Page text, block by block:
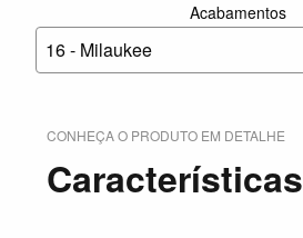
Acabamentos
16 - Milaukee
CONHEÇA O PRODUTO EM DETALHE
Características